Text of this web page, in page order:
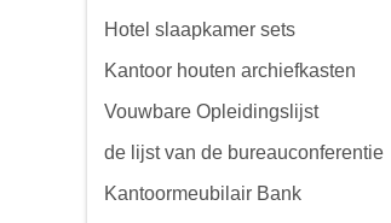
Hotel slaapkamer sets
Kantoor houten archiefkasten
Vouwbare Opleidingslijst
de lijst van de bureauconferentie
Kantoormeubilair Bank